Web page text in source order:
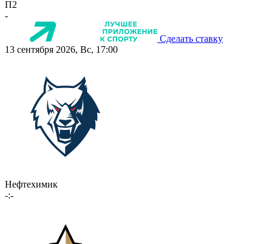
П2
-
Сделать ставку
13 сентября 2026, Вс, 17:00
Нефтехимик
-:-